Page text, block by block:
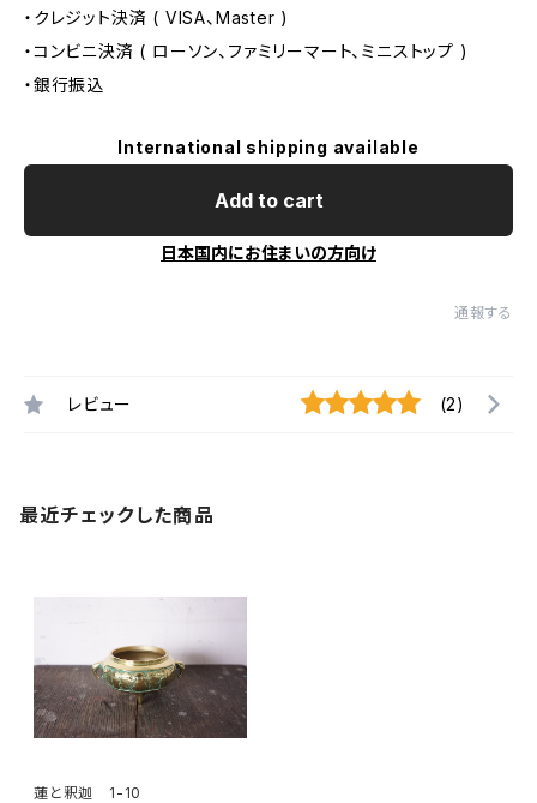
・クレジット決済 ( VISA、Master )
・コンビニ決済 ( ローソン、ファミリーマート、ミニストップ )
・銀行振込
International shipping available
Add to cart
日本国内にお住まいの方向け
通報する
レビュー (2)
最近チェックした商品
蓮と釈迦 1-10